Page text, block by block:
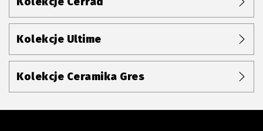
Kolekcje Ultime
Kolekcje Ceramika Gres